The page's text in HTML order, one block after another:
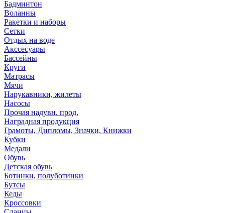
Бадминтон
Воланны
Ракетки и наборы
Сетки
Отдых на воде
Акссесуары
Бассейны
Круги
Матрасы
Мячи
Нарукавники, жилеты
Насосы
Прочая надувн. прод.
Наградная продукция
Грамоты, Дипломы, Значки, Книжки
Кубки
Медали
Обувь
Детская обувь
Ботинки, полуботинки
Бутсы
Кеды
Кроссовки